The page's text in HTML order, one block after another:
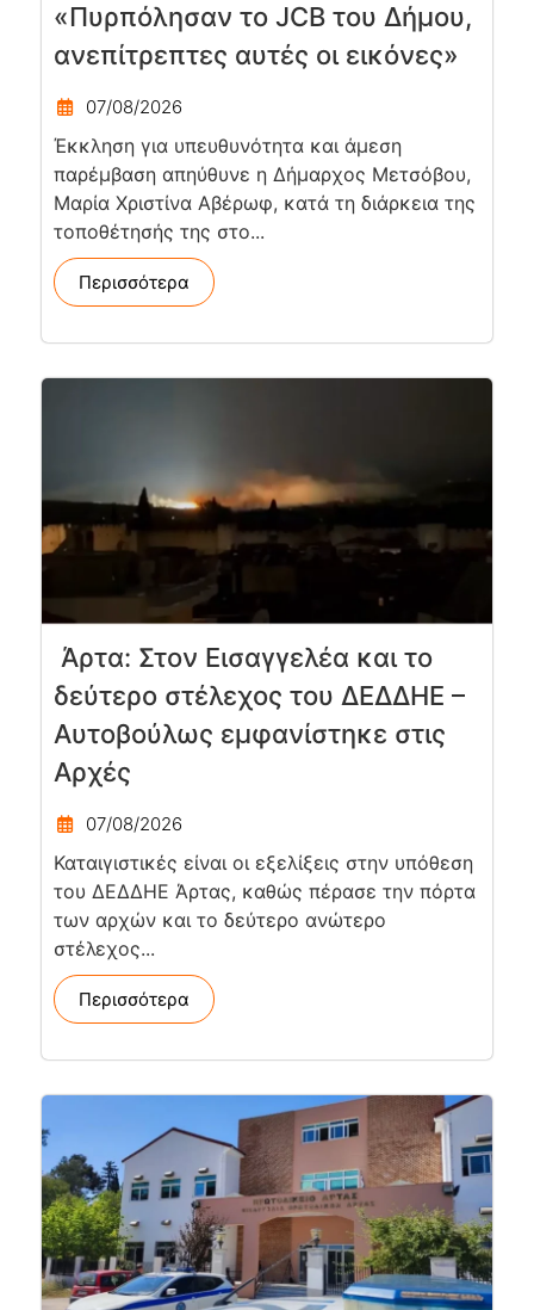
«Πυρπόλησαν το JCB του Δήμου,
ανεπίτρεπτες αυτές οι εικόνες»
07/08/2026
Έκκληση για υπευθυνότητα και άμεση
παρέμβαση απηύθυνε η Δήμαρχος Μετσόβου,
Μαρία Χριστίνα Αβέρωφ, κατά τη διάρκεια της
τοποθέτησής της στο...
Περισσότερα
Άρτα: Στον Εισαγγελέα και το
δεύτερο στέλεχος του ΔΕΔΔΗΕ –
Αυτοβούλως εμφανίστηκε στις
Αρχές
07/08/2026
Καταιγιστικές είναι οι εξελίξεις στην υπόθεση
του ΔΕΔΔΗΕ Άρτας, καθώς πέρασε την πόρτα
των αρχών και το δεύτερο ανώτερο
στέλεχος...
Περισσότερα